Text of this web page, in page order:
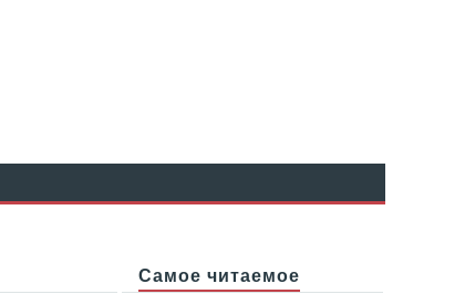
Самое читаемое